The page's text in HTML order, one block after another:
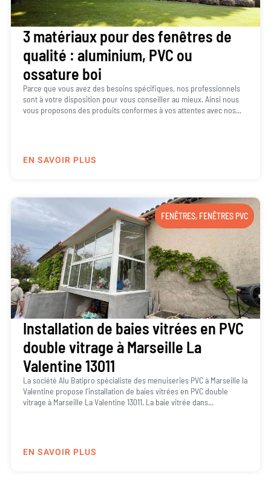
3 matériaux pour des fenêtres de
qualité : aluminium, PVC ou
ossature boi
Parce que vous avez des besoins spécifiques, nos professionnels
sont à votre disposition pour vous conseiller au mieux. Ainsi nous
vous proposons des produits conformes à vos attentes avec nos...
EN SAVOIR PLUS
FENÊTRES, FENÊTRES PVC
Installation de baies vitrées en PVC
double vitrage à Marseille La
Valentine 13011
La société Alu Batipro spécialiste des menuiseries PVC à Marseille la
Valentine propose l’installation de baies vitrées en PVC double
vitrage à Marseille La Valentine 13011. La baie vitrée dans...
EN SAVOIR PLUS